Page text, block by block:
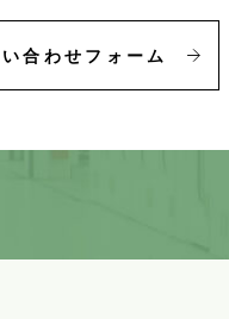
合わせフォーム